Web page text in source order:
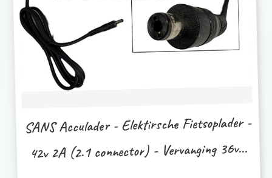
SANS Acculader - Elektirsche Fietsoplader -
42v 2A (2.1 connector) - Vervanging 36v...